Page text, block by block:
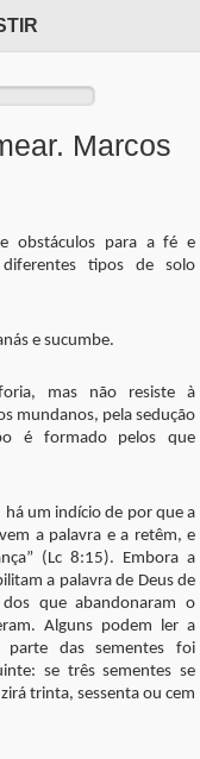
Marcos
obstáculos para a fé e
tipos de solo
e sucumbe.
mas não resiste à
mundanos, pela sedução
é formado pelos que
há um indício de por que a
a palavra e a retêm, e
(Lc 8:15). Embora a
a palavra de Deus de
que abandonaram o
Alguns podem ler a
parte das sementes foi
se três sementes se
trinta, sessenta ou cem